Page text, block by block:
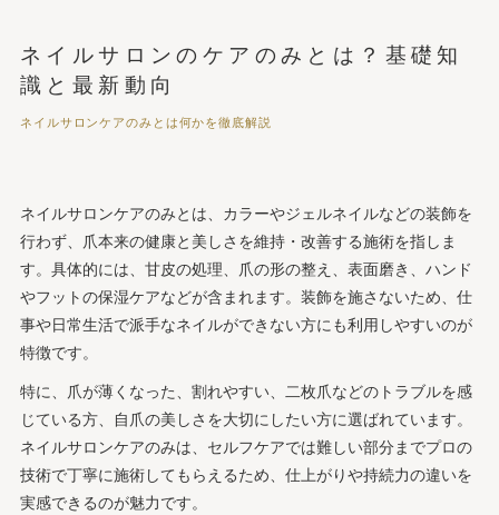
ネイルサロン ケアのみの頻度・おすすめの通い方
季節やライフスタイル別の通い方アドバイス
ネイルサロン ケアのみ利用時のサロン選び・失敗しな
ケア専門サロン紹介
実際にケアのみを体験した人のレビュー・満足度・変化
よくある不安・疑問とその解消エピソード
サロンスタッフやネイリストからの専門的コメント・注
意喚起
のポイント
サロン帰宅後のアフターケア・持続性を高めるコツ
ネイルサロンのケアのみとは？基礎知
識と最新動向
ネイルサロンケアのみとは何かを徹底解説
ネイルサロンケアのみとは、カラーやジェルネイルなどの装飾を
行わず、爪本来の健康と美しさを維持・改善する施術を指しま
す。具体的には、甘皮の処理、爪の形の整え、表面磨き、ハンド
やフットの保湿ケアなどが含まれます。装飾を施さないため、仕
事や日常生活で派手なネイルができない方にも利用しやすいのが
特徴です。
特に、爪が薄くなった、割れやすい、二枚爪などのトラブルを感
じている方、自爪の美しさを大切にしたい方に選ばれています。
ネイルサロンケアのみは、セルフケアでは難しい部分までプロの
技術で丁寧に施術してもらえるため、仕上がりや持続力の違いを
実感できるのが魅力です。